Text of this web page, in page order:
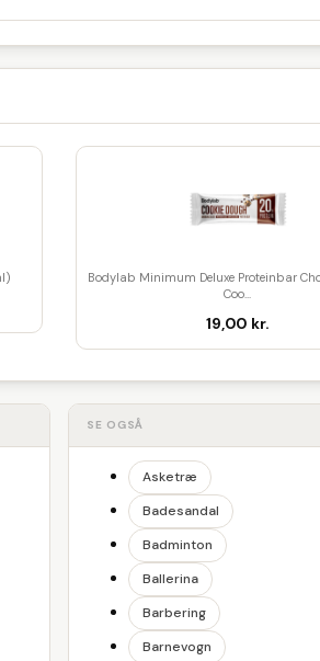
Bodylab Minimum Deluxe Proteinbar
Coo...
19,00 kr.
SE OGSÅ
Asketræ
Badesandal
Badminton
Ballerina
Barbering
Barnevogn